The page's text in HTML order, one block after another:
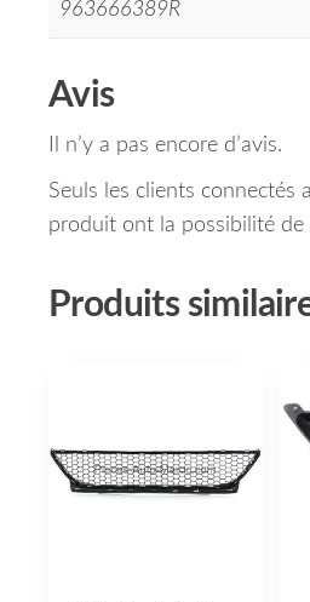
963666389R
Avis
Il n’y a pas encore d’avis.
Seuls les clients connectés
produit ont la possibilité de
Produits